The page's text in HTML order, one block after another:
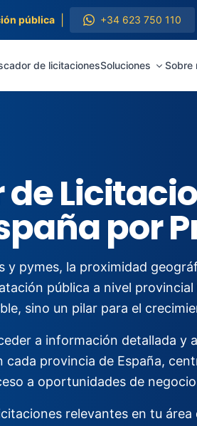
pública +34 623 750 110
de licitacionesSoluciones Sobre
por
y pymes, la proximidad
pública a nivel
sino un pilar para el
a información detallada y
cada provincia de España,
a oportunidades de
relevantes en tu